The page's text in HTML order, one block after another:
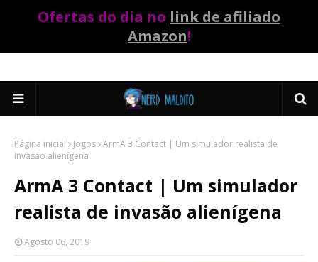
Ofertas do dia no link de afiliado
Amazon!
Página inicial Jogos ArmA 3 Contact | Um simulador realista de
invasão alienígena
ArmA 3 Contact | Um simulador
realista de invasão alienígena
Agosto 06, 2019